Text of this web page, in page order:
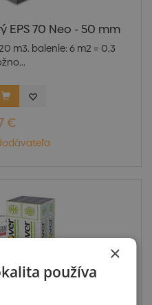
EPS 70 Neo - 50 mm
m3. balenie: 6 m2 = 0,3
€
×
používa